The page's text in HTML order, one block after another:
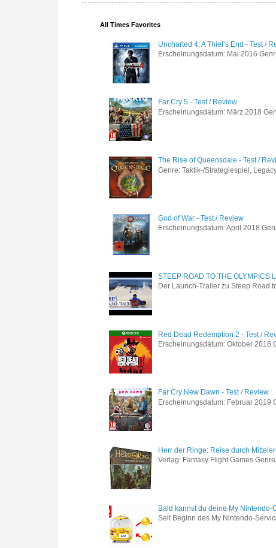
All Times Favorites
Uncharted 4: A Thief’s End - Test /
Erscheinungsdatum: Mai 2016
Far Cry 5 - Test / Review
Erscheinungsdatum: März 2018
The Rise of Queensdale - Test /
Genre: Taktik-/Strategiespiel,
God of War - Test / Review
Erscheinungsdatum: April 2018
STEEP ROAD TO THE OLYMPICS
Der Launch-Trailer zu Steep Road
Red Dead Redemption 2 - Test /
Erscheinungsdatum: Oktober 2018
Far Cry New Dawn - Test / Review
Erscheinungsdatum: Februar 2019
Herr der Ringe: Reise durch
Verlag: Fantasy Flight Games
Bald kannst du deine My
Seit Beginn des My Nintendo-